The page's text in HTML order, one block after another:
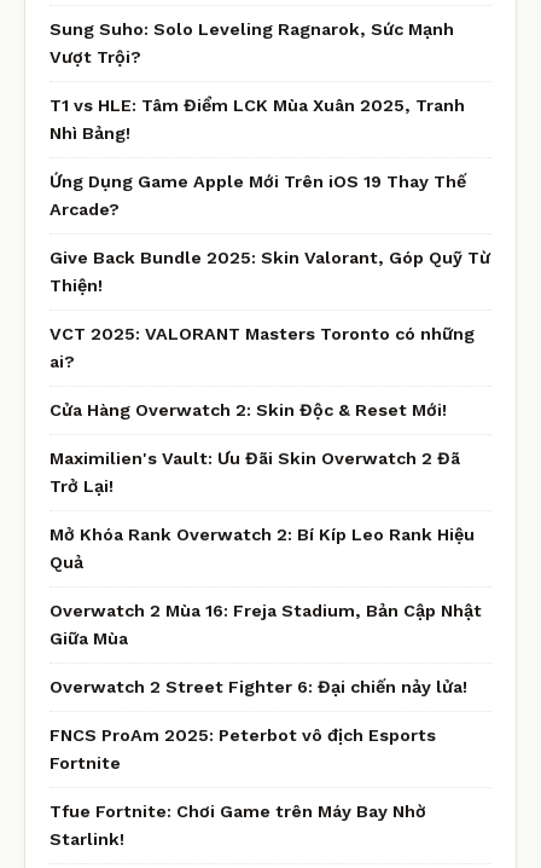
Sung Suho: Solo Leveling Ragnarok, Sức Mạnh
Vượt Trội?
T1 vs HLE: Tâm Điểm LCK Mùa Xuân 2025, Tranh
Nhì Bảng!
Ứng Dụng Game Apple Mới Trên iOS 19 Thay Thế
Arcade?
Give Back Bundle 2025: Skin Valorant, Góp Quỹ Từ
Thiện!
VCT 2025: VALORANT Masters Toronto có những
ai?
Cửa Hàng Overwatch 2: Skin Độc & Reset Mới!
Maximilien's Vault: Ưu Đãi Skin Overwatch 2 Đã
Trở Lại!
Mở Khóa Rank Overwatch 2: Bí Kíp Leo Rank Hiệu
Quả
Overwatch 2 Mùa 16: Freja Stadium, Bản Cập Nhật
Giữa Mùa
Overwatch 2 Street Fighter 6: Đại chiến nảy lửa!
FNCS ProAm 2025: Peterbot vô địch Esports
Fortnite
Tfue Fortnite: Chơi Game trên Máy Bay Nhờ
Starlink!